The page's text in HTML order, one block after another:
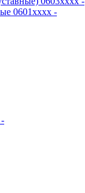
0601хххх -